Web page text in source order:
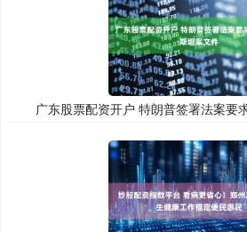
广东股票配资开户 特朗普签署法案要